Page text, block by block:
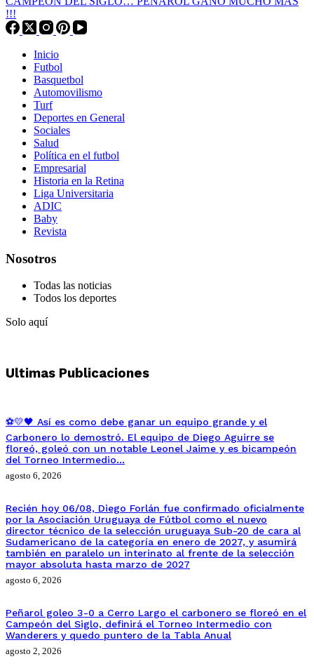
!!!
Inicio
Futbol
Basquetbol
Automovilismo
Turf
Deportes en General
Sociales
Salud
Política en el futbol
Empresarial
Historia en la Retina
Liga Universitaria
ADIC
Baby
Revista
Nosotros
Todas las noticias
Todos los deportes
Solo aquí
Ultimas Publicaciones
⚽💛🖤 Así es como debe ganar un equipo grande y el
Carbonero lo demostró. El equipo de Diego Aguirre se
floreó, goleó con un notable Leonel Jaime y es bicampeón
del Torneo Intermedio…
agosto 6, 2026
Recién hoy 06/08, Diego Forlán fue confirmado oficialmente
por la Asociación Uruguaya de Fútbol como el nuevo
director técnico de la selección uruguaya Sub-20 de cara al
Sudamericano de la categoría en enero de 2027, y asumirá
también en paralelo un interinato al frente de la selección
mayor absoluta hasta marzo de 2027
agosto 6, 2026
Peñarol goleo 3-0 a Cerro Largo el carbonero se floreó en el
Campeón del Siglo, definirá el Torneo Intermedio con
Wanderers y quedo puntero de la Tabla Anual
agosto 2, 2026